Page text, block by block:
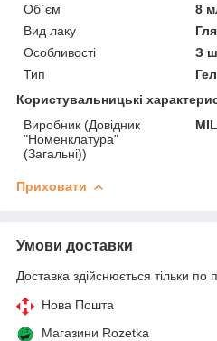
Об`єм
8
Вид лаку
Особливості
З
Тип
Користувальницькі
Виробник (Довідник
"Номенклатура"
(Загальні))
Приховати
Умови доставки
Доставка здійснюється тільки по
Нова Пошта
Магазини Rozetka